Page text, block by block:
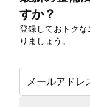
すか？
登録しておトク
りましょう。
メールアドレ